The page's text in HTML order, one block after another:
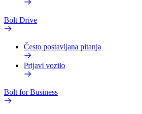
Bolt Drive
Često postavljana pitanja
Prijavi vozilo
Bolt for Business